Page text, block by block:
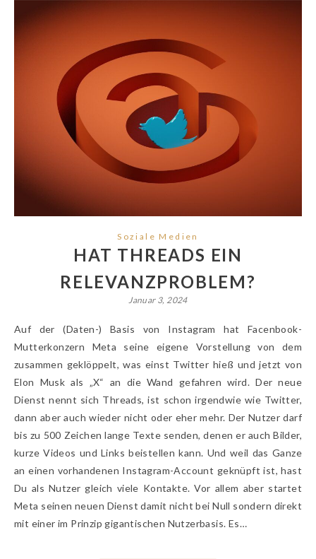
Soziale Medien
HAT THREADS EIN
RELEVANZPROBLEM?
Januar 3, 2024
Auf der (Daten-) Basis von Instagram hat Facenbook-
Mutterkonzern Meta seine eigene Vorstellung von dem
zusammen geklöppelt, was einst Twitter hieß und jetzt von
Elon Musk als „X“ an die Wand gefahren wird. Der neue
Dienst nennt sich Threads, ist schon irgendwie wie Twitter,
dann aber auch wieder nicht oder eher mehr. Der Nutzer darf
bis zu 500 Zeichen lange Texte senden, denen er auch Bilder,
kurze Videos und Links beistellen kann. Und weil das Ganze
an einen vorhandenen Instagram-Account geknüpft ist, hast
Du als Nutzer gleich viele Kontakte. Vor allem aber startet
Meta seinen neuen Dienst damit nicht bei Null sondern direkt
mit einer im Prinzip gigantischen Nutzerbasis. Es…